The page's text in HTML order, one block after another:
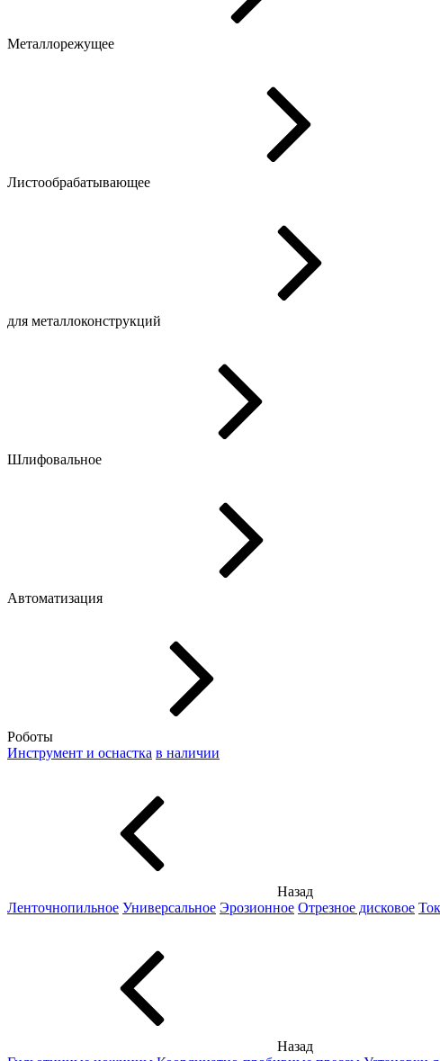
Металлорежущее
Листообрабатывающее
для металлоконструкций
Шлифовальное
Автоматизация
Роботы
Инструмент и оснастка в наличии
Назад
Ленточнопильное Универсальное Эрозионное Отрезное дисковое
Назад